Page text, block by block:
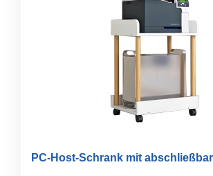
PC-Host-Schrank mit